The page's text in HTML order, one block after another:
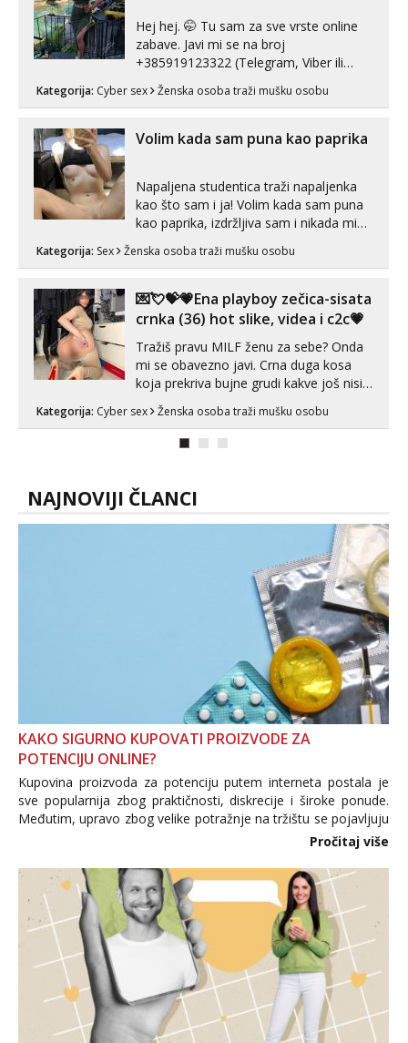
Hej hej. 🤭 Tu sam za sve vrste online
zabave. Javi mi se na broj
+385919123322 (Telegram, Viber ili
Whatsapp). 🤙 NE javljaj se na uzivo.
Hvala.
Kategorija: Cyber sex Ženska osoba traži mušku osobu
Volim kada sam puna kao paprika
Napaljena studentica traži napaljenka
kao što sam i ja! Volim kada sam puna
kao paprika, izdržljiva sam i nikada mi
puta dnevno bilo kad i bilo gdje zato se
link ispod i nadji me tamo, cekam te!
Kategorija: Sex Ženska osoba traži mušku osobu
💌💘💝💗Ena playboy zečica-sisata
crnka (36) hot slike, videa i c2c💗
Tražiš pravu MILF ženu za sebe? Onda
mi se obavezno javi. Crna duga kosa
koja prekriva bujne grudi kakve još nisi
vidio, čista ŠESTICA! A usne? O usnama
bolje da ni ne pričam. Prave pune usne
koje će ti se urezati u pamćenje, jer
Kategorija: Cyber sex Ženska osoba traži mušku osobu
NAJNOVIJI ČLANCI
KAKO SIGURNO KUPOVATI PROIZVODE ZA
POTENCIJU ONLINE?
Kupovina proizvoda za potenciju putem interneta postala je
sve popularnija zbog praktičnosti, diskrecije i široke ponude.
Međutim, upravo zbog velike potražnje na tržištu se pojavljuju
i brojni krivotvoreni proizvodi, nepouzdane internetske
Pročitaj više